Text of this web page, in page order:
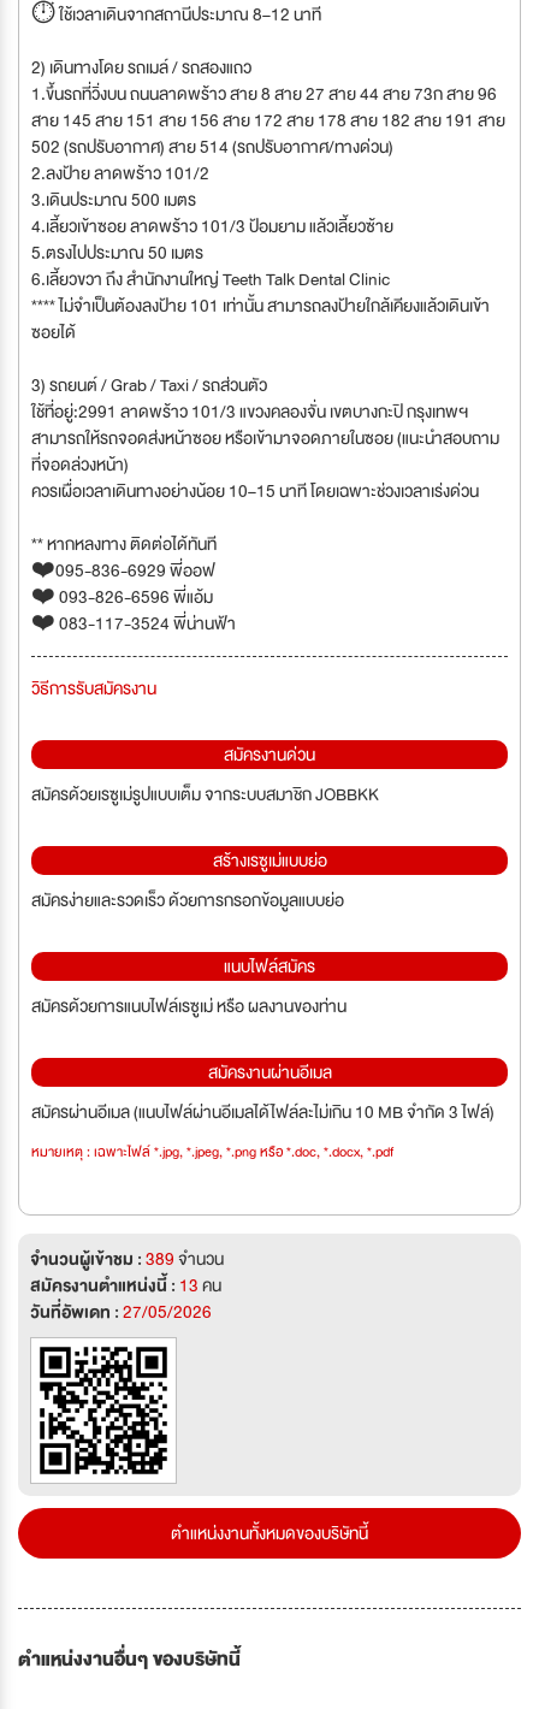
⏱ ใช้เวลาเดินจากสถานีประมาณ 8–12 นาที
2) เดินทางโดย รถเมล์ / รถสองแถว
1.ขึ้นรถที่วิ่งบน ถนนลาดพร้าว สาย 8 สาย 27 สาย 44 สาย 73ก สาย 96
สาย 145 สาย 151 สาย 156 สาย 172 สาย 178 สาย 182 สาย 191 สาย
502 (รถปรับอากาศ) สาย 514 (รถปรับอากาศ/ทางด่วน)
2.ลงป้าย ลาดพร้าว 101/2
3.เดินประมาณ 500 เมตร
4.เลี้ยวเข้าซอย ลาดพร้าว 101/3 ป้อมยาม แล้วเลี้ยวซ้าย
5.ตรงไปประมาณ 50 เมตร
6.เลี้ยวขวา ถึง สำนักงานใหญ่ Teeth Talk Dental Clinic
**** ไม่จำเป็นต้องลงป้าย 101 เท่านั้น สามารถลงป้ายใกล้เคียงแล้วเดินเข้า
ซอยได้
3) รถยนต์ / Grab / Taxi / รถส่วนตัว
ใช้ที่อยู่:2991 ลาดพร้าว 101/3 แขวงคลองจั่น เขตบางกะปิ กรุงเทพฯ
สามารถให้รถจอดส่งหน้าซอย หรือเข้ามาจอดภายในซอย (แนะนำสอบถาม
ที่จอดล่วงหน้า)
ควรเผื่อเวลาเดินทางอย่างน้อย 10–15 นาที โดยเฉพาะช่วงเวลาเร่งด่วน
** หากหลงทาง ติดต่อได้ทันที
❤️095-836-6929 พี่ออฟ
❤️ 093-826-6596 พี่แอ้ม
❤️ 083-117-3524 พี่น่านฟ้า
วิธีการรับสมัครงาน
สมัครงานด่วน
สมัครด้วยเรซูเม่รูปแบบเต็ม จากระบบสมาชิก JOBBKK
สร้างเรซูเม่แบบย่อ
สมัครง่ายและรวดเร็ว ด้วยการกรอกข้อมูลแบบย่อ
แนบไฟล์สมัคร
สมัครด้วยการแนบไฟล์เรซูเม่ หรือ ผลงานของท่าน
สมัครงานผ่านอีเมล
สมัครผ่านอีเมล (แนบไฟล์ผ่านอีเมลได้ไฟล์ละไม่เกิน 10 MB จำกัด 3 ไฟล์)
หมายเหตุ : เฉพาะไฟล์ *.jpg, *.jpeg, *.png หรือ *.doc, *.docx, *.pdf
จำนวนผู้เข้าชม :389จำนวน
สมัครงานตำแหน่งนี้ : 13คน
วันที่อัพเดท :27/05/2026
ตำแหน่งงานทั้งหมดของบริษัทนี้
ตำแหน่งงานอื่นๆ ของบริษัทนี้